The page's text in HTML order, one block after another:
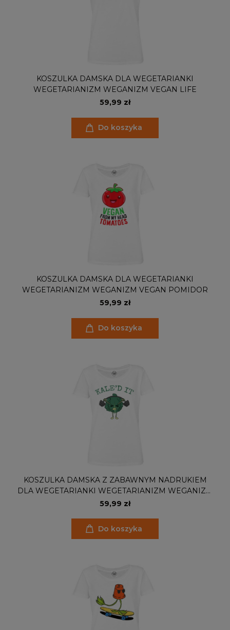
KOSZULKA DAMSKA DLA WEGETARIANKI
WEGETARIANIZM WEGANIZM VEGAN LIFE
59,99 zł
Do koszyka
KOSZULKA DAMSKA DLA WEGETARIANKI
WEGETARIANIZM WEGANIZM VEGAN POMIDOR
59,99 zł
Do koszyka
KOSZULKA DAMSKA Z ZABAWNYM NADRUKIEM
DLA WEGETARIANKI WEGETARIANIZM WEGANIZM
VEGAN JARMUŻ KALE'D IT
59,99 zł
Do koszyka